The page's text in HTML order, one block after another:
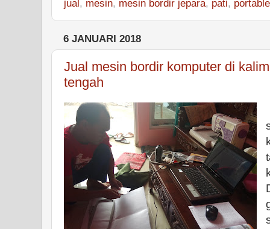
jual, mesin, mesin bordir jepara, pati, portable
6 JANUARI 2018
Jual mesin bordir komputer di
tengah